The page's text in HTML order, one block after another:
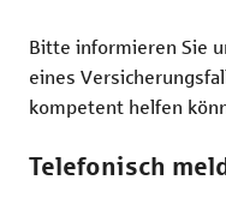
Recht und
Bitte informieren Sie
eines
kompetent helfen
Telefonisch